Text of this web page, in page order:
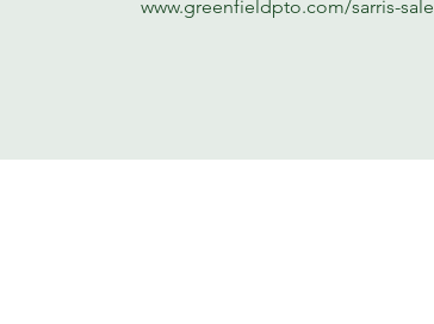
www.greenfieldpto.com/sarris-sale